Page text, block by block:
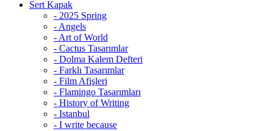
Sert Kapak
- 2025 Spring
- Angels
- Art of World
- Cactus Tasarımlar
- Dolma Kalem Defteri
- Farklı Tasarımlar
- Film Afişleri
- Flamingo Tasarımları
- History of Writing
- Istanbul
- I write because